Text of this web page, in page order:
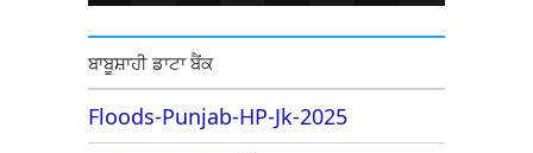
ਬਾਬੂਸ਼ਾਹੀ ਡਾਟਾ ਬੈਂਕ
Floods-Punjab-HP-Jk-2025